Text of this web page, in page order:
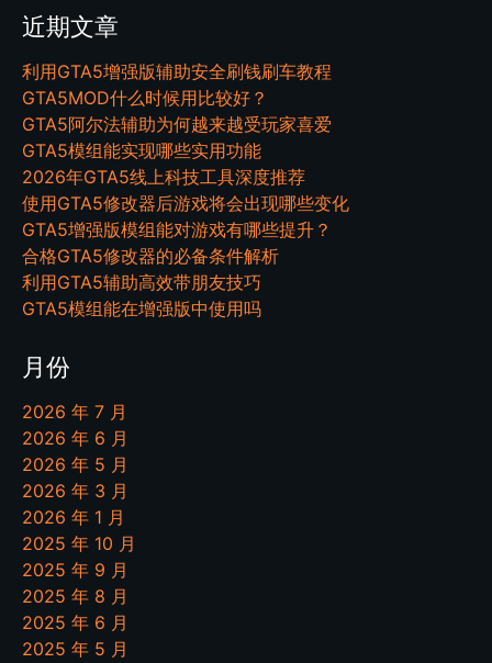
近期文章
利用GTA5增强版辅助安全刷钱刷车教程
GTA5MOD什么时候用比较好？
GTA5阿尔法辅助为何越来越受玩家喜爱
GTA5模组能实现哪些实用功能
2026年GTA5线上科技工具深度推荐
使用GTA5修改器后游戏将会出现哪些变化
GTA5增强版模组能对游戏有哪些提升？
合格GTA5修改器的必备条件解析
利用GTA5辅助高效带朋友技巧
GTA5模组能在增强版中使用吗
月份
2026 年 7 月
2026 年 6 月
2026 年 5 月
2026 年 3 月
2026 年 1 月
2025 年 10 月
2025 年 9 月
2025 年 8 月
2025 年 6 月
2025 年 5 月